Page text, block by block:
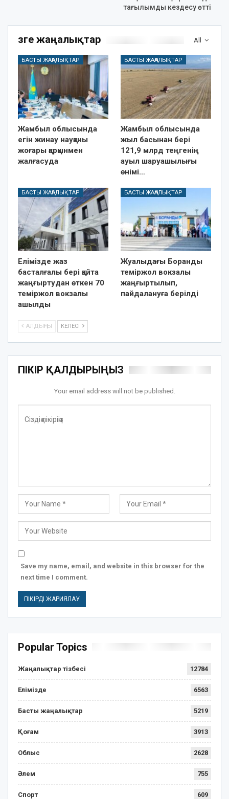
тағылымды кездесу өтті
All
Өзге жаңалықтар
БАСТЫ ЖАҢАЛЫҚТАР
Жамбыл облысында
егін жинау науқаны
жоғары қарқынмен
жалғасуда
БАСТЫ ЖАҢАЛЫҚТАР
Жамбыл облысында
жыл басынан бері
121,9 млрд теңгенің
ауыл шаруашылығы
өнімі…
БАСТЫ ЖАҢАЛЫҚТАР
Елімізде жаз
басталғалы бері қайта
жаңғыртудан өткен 70
теміржол вокзалы
ашылды
БАСТЫ ЖАҢАЛЫҚТАР
Жуалыдағы Боранды
теміржол вокзалы
жаңғыртылып,
пайдалануға берілді
АЛДЫҢҒЫ КЕЛЕСІ
ПІКІР ҚАЛДЫРЫҢЫЗ
Your email address will not be published.
Save my name, email, and website in this browser for the
next time I comment.
Popular Topics
Жаңалықтар тізбесі 12784
Елімізде 6563
Басты жаңалықтар 5219
Қоғам 3913
Облыс 2628
Әлем 755
Спорт 609